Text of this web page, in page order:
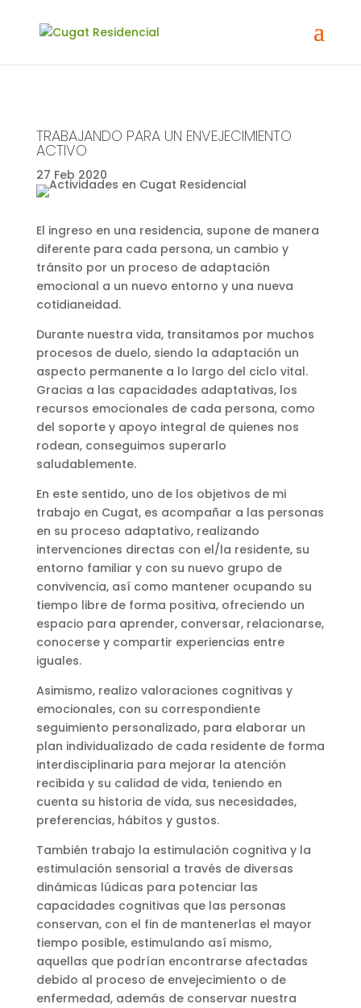
TRABAJANDO PARA UN ENVEJECIMIENTO
ACTIVO
27 Feb 2020
El ingreso en una residencia, supone de manera
diferente para cada persona, un cambio y
tránsito por un proceso de adaptación
emocional a un nuevo entorno y una nueva
cotidianeidad.
Durante nuestra vida, transitamos por muchos
procesos de duelo, siendo la adaptación un
aspecto permanente a lo largo del ciclo vital.
Gracias a las capacidades adaptativas, los
recursos emocionales de cada persona, como
del soporte y apoyo integral de quienes nos
rodean, conseguimos superarlo
saludablemente.
En este sentido, uno de los objetivos de mi
trabajo en Cugat, es acompañar a las personas
en su proceso adaptativo, realizando
intervenciones directas con el/la residente, su
entorno familiar y con su nuevo grupo de
convivencia, así como mantener ocupando su
tiempo libre de forma positiva, ofreciendo un
espacio para aprender, conversar, relacionarse,
conocerse y compartir experiencias entre
iguales.
Asimismo, realizo valoraciones cognitivas y
emocionales, con su correspondiente
seguimiento personalizado, para elaborar un
plan individualizado de cada residente de forma
interdisciplinaria para mejorar la atención
recibida y su calidad de vida, teniendo en
cuenta su historia de vida, sus necesidades,
preferencias, hábitos y gustos.
También trabajo la estimulación cognitiva y la
estimulación sensorial a través de diversas
dinámicas lúdicas para potenciar las
capacidades cognitivas que las personas
conservan, con el fin de mantenerlas el mayor
tiempo posible, estimulando así mismo,
aquellas que podrían encontrarse afectadas
debido al proceso de envejecimiento o de
enfermedad, además de conservar nuestra